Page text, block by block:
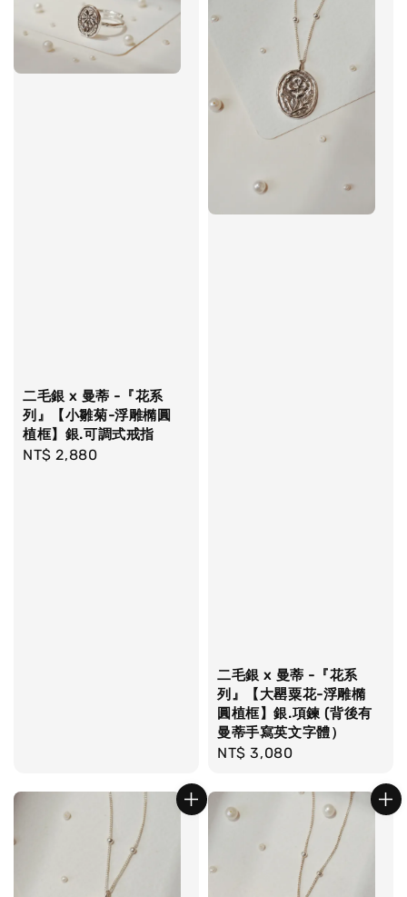
二毛銀 x 曼蒂 -『花系
列』【小雛菊-浮雕橢圓
植框】銀.可調式戒指
Regular
NT$ 2,880
二毛銀 x 曼蒂 -『花系
列』【大罌粟花-浮雕橢
圓植框】銀.項鍊 (背後有
曼蒂手寫英文字體）
Regular
NT$ 3,080